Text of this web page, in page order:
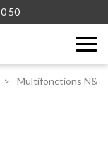
50
> Multifonctions N&B